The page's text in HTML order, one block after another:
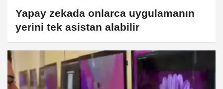
Yapay zekada onlarca uygulamanın
yerini tek asistan alabilir